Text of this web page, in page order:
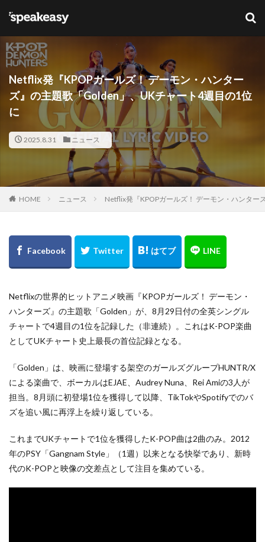
Netflix発『KPOPガールズ！ デーモン・ハンター
ズ』の主題歌「Golden」、UKチャート4週目の1位
に
2025.8.31 ニュース
HOME ニュース Netflix発『KPOPガールズ！ デーモン・ハンタ
Netflixの世界的ヒットアニメ映画『KPOPガールズ！ デーモン・
ハンターズ』の主題歌「Golden」が、8月29日付の全英シングル
チャートで4週目の1位を記録した（非連続）。これはK-POP楽曲
としてUKチャート史上最長の首位記録となる。
「Golden」は、映画に登場する架空のガールズグループHUNTR/X
による楽曲で、ボーカルはEJAE、Audrey Nuna、Rei Amiの3人が
担当。8月頭に初登場1位を獲得して以降、TikTokやSpotifyでのバ
ズを追い風に再浮上を繰り返している。
これまでUKチャートで1位を獲得したK-POP曲は2曲のみ。2012
年のPSY「Gangnam Style」（1週）以来となる快挙であり、新時
代のK-POPと映像の交差点として注目を集めている。
カテゴリー
タグ
NFT ブリットアウォーズ
検索